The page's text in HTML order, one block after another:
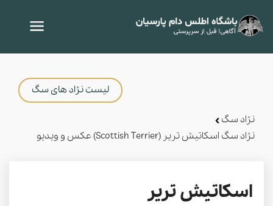
لیست نژاد های سگ
نژاد سگ
نژاد سگ اسکاتیش تریر (Scottish Terrier) عکس و ویدیو
اسکاتیش تریر